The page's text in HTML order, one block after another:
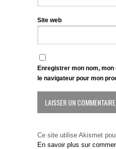
Site web
Enregistrer mon nom,
le navigateur pour mon
Ce site utilise Akismet
En savoir plus sur